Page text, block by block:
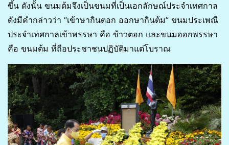
ขึ้น ดังนั้น ขนมต้มจึงเป็นขนมที่เป็นเอกลักษณ์ประจำเทศกาล
ดังมีคำกล่าวว่า “เข้าษากินตอก ออกษากินต้ม” ขนมประเพณี
ประจำเทศกาลเข้าพรรษา คือ ข้าวตอก และขนมออกพรรษา
คือ ขนมต้ม ที่ถือประชาชนปฏิบัติมาแต่โบราณ